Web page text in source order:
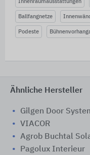
Innenraumausstattungen
Ballfangnetze
Podeste
Ähnliche Hersteller
Gilgen Door
VIACOR
Agrob Buchtal
Pagolux Interieur